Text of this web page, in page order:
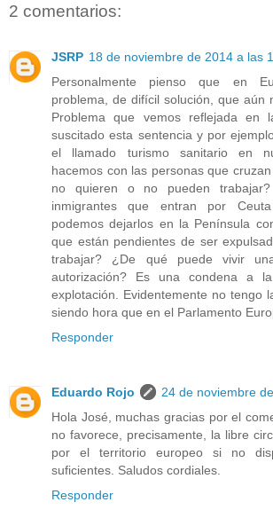
2 comentarios:
JSRP 18 de noviembre de 2014 a las
Personalmente pienso que en
problema, de difícil solución, que aún
Problema que vemos reflejada en
suscitado esta sentencia y por
el llamado turismo sanitario en
hacemos con las personas que
no quieren o no pueden
inmigrantes que entran por
podemos dejarlos en la Península
que están pendientes de ser
trabajar? ¿De qué puede vivir
autorización? Es una condena a
explotación. Evidentemente no tengo
siendo hora que en el Parlamento
Responder
Eduardo Rojo
24 de noviembre
Hola José, muchas gracias por el
no favorece, precisamente, la libre
por el territorio europeo si no
suficientes. Saludos cordiales.
Responder